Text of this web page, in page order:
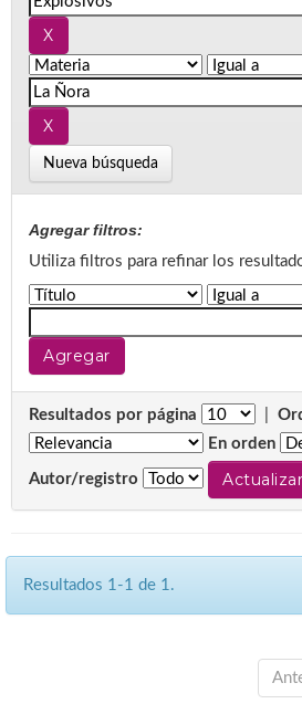
Nueva búsqueda
Agregar filtros:
Utiliza filtros para refinar los
Resultados por página
En orden
Autor/registro
Resultados 1-1 de 1.